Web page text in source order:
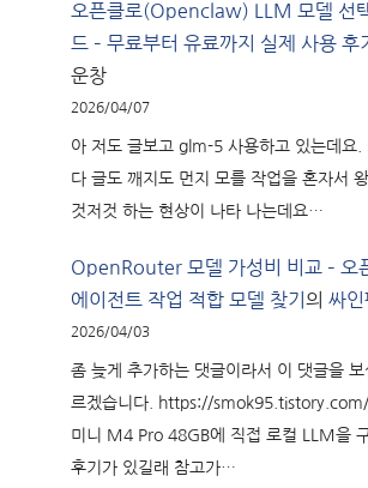
오픈클로(Openclaw) LLM 모델 선
드 – 무료부터 유료까지 실제 사용 후
운창
2026/04/07
아 저도 글보고 glm-5 사용하고 있는데요.
다 글도 깨지도 먼지 모를 작업을 혼자서 왕
것저것 하는 현상이 나타 나는데요…
OpenRouter 모델 가성비 비교 – 오
에이전트 작업 적합 모델 찾기 의 싸인
2026/04/03
좀 늦게 추가하는 댓글이라서 이 댓글을 보
르겠습니다. https://
미니 M4 Pro 48GB에 직접 로컬 LLM을
후기가 있길래 참고가…